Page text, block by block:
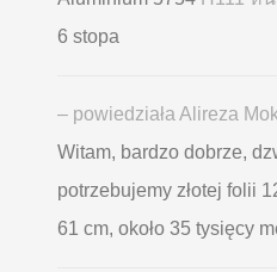
6 stopa
– powiedziała Alireza
Witam, bardzo dobrze,
potrzebujemy złotej folii
61 cm, około 35 tysięcy